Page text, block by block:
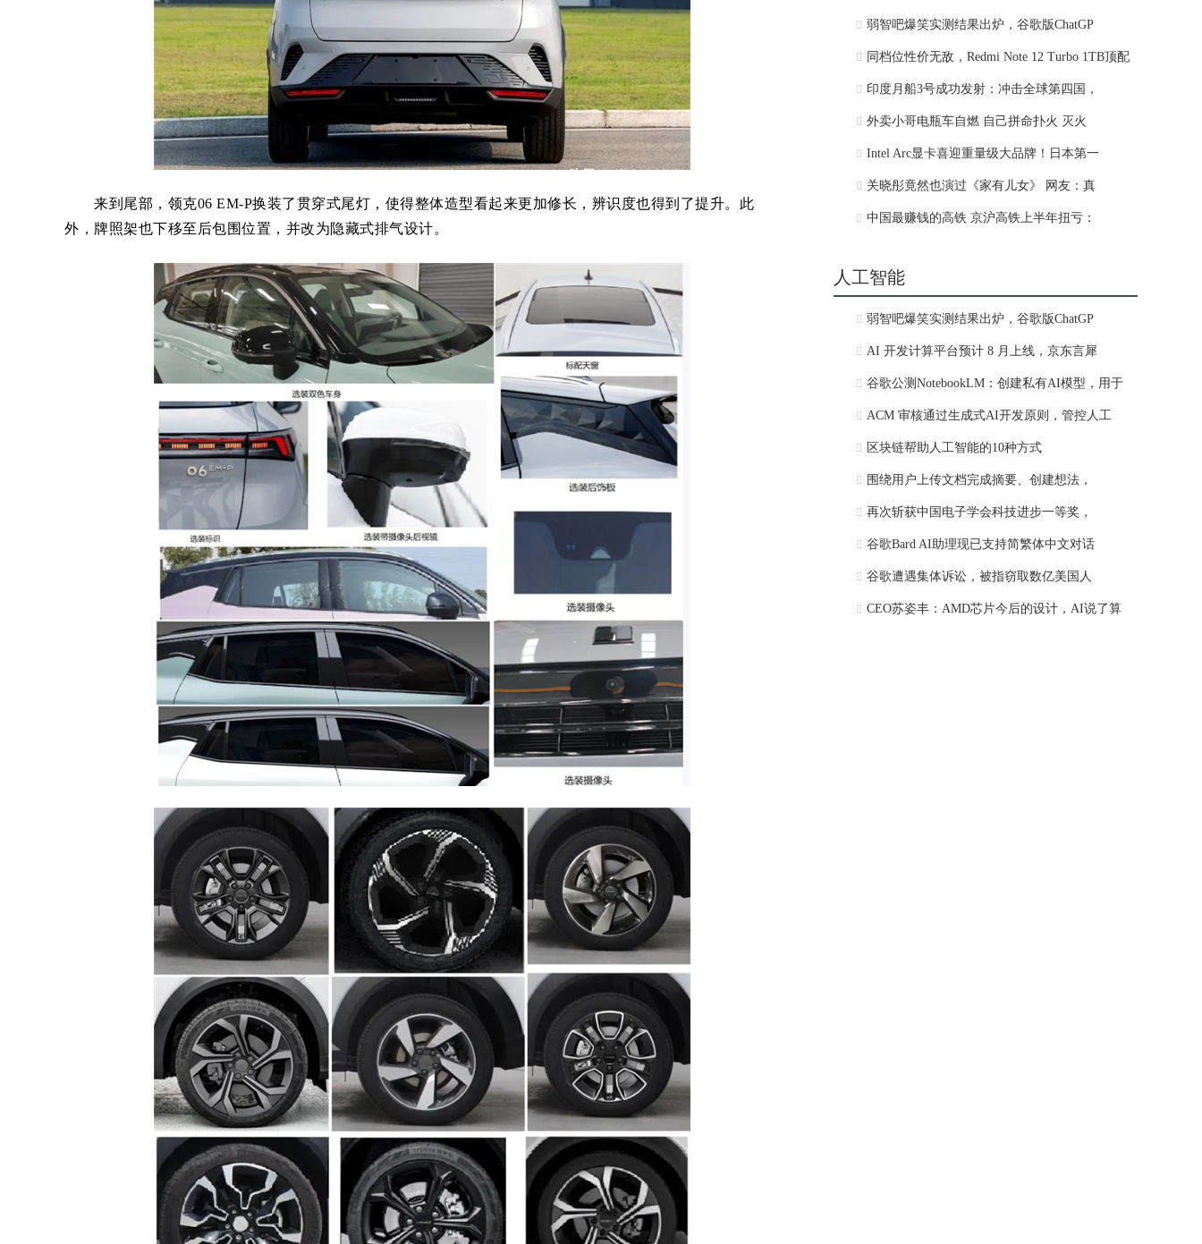
来到尾部，领克06 EM-P换装了贯穿式尾灯，使得整体造型看起来更加修长，辨识度也得到了提升。此
外，牌照架也下移至后包围位置，并改为隐藏式排气设计。
弱智吧爆笑实测结果出炉，谷歌版ChatGP
同档位性价无敌，Redmi Note 12 Turbo 1TB顶配
印度月船3号成功发射：冲击全球第四国，
外卖小哥电瓶车自燃 自己拼命扑火 灭火
Intel Arc显卡喜迎重量级大品牌！日本第一
关晓彤竟然也演过《家有儿女》 网友：真
中国最赚钱的高铁 京沪高铁上半年扭亏：
人工智能
弱智吧爆笑实测结果出炉，谷歌版ChatGP
AI 开发计算平台预计 8 月上线，京东言犀
谷歌公测NotebookLM：创建私有AI模型，用于
ACM 审核通过生成式AI开发原则，管控人工
区块链帮助人工智能的10种方式
围绕用户上传文档完成摘要、创建想法，
再次斩获中国电子学会科技进步一等奖，
谷歌Bard AI助理现已支持简繁体中文对话
谷歌遭遇集体诉讼，被指窃取数亿美国人
CEO苏姿丰：AMD芯片今后的设计，AI说了算